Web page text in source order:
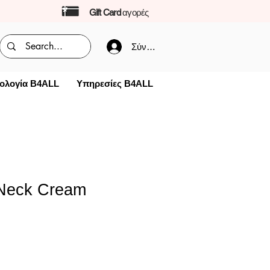
Gift Cardαγορές
Σύνδεση
B4ALL Υπηρεσίες B4ALL
Cream